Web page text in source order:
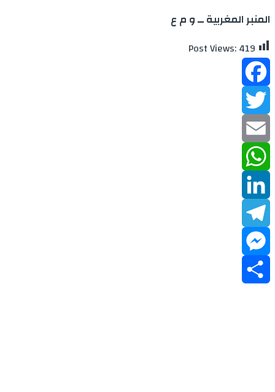
المنبر المغربية ــ و م ع
Post Views:419
Facebook
Twitter
Email
WhatsApp
LinkedIn
Telegram
Messenger